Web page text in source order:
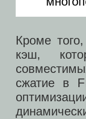
Кроме
кэш,
сжатие в